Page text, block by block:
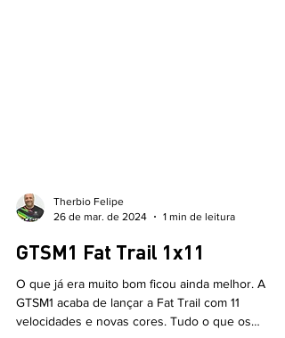
26 de mar. de 2024
1 min de leitura
GTSM1 Fat Trail 1x11
O que já era muito bom ficou ainda melhor. A
GTSM1 acaba de lançar a Fat Trail com 11